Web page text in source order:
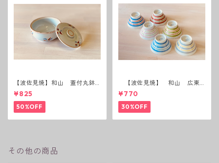
【波佐見焼】和山 蓋付丸鉢
(花絵)
¥825
50%OFF
【波佐見焼】 和山 広東
碗 二色ボーダー 全6パター
ン
¥770
30%OFF
その他の商品